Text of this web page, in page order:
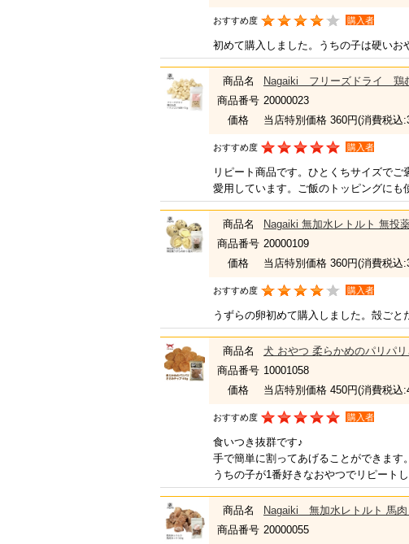
おすすめ度 購入者
初めて購入しました。うちの子は硬いお
商品名
Nagaiki フリーズドライ 鶏
商品番号 20000023
価格
当店特別価格 360円(消費税込
おすすめ度 購入者
リピート商品です。ひとくちサイズでご
愛用しています。ご飯のトッピングにも
商品名
Nagaiki 無加水レトルト 無投
商品番号 20000109
価格
当店特別価格 360円(消費税込
おすすめ度 購入者
うずらの卵初めて購入しました。殻ご
商品名
犬 おやつ 柔らかめのパリパ
商品番号 10001058
価格
当店特別価格 450円(消費税込
おすすめ度 購入者
食いつき抜群です♪
手で簡単に割ってあげることができます。
うちの子が1番好きなおやつでリピートし
商品名
Nagaiki 無加水レトルト 馬
商品番号 20000055